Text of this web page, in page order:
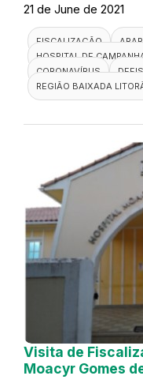
21 de June de 2021
FISCALIZAÇÃO
HOSPITAL DE
CORONAVÍRUS
DEFIS
REGIÃO BAIXADA
Visita de
Moacyr Gomes